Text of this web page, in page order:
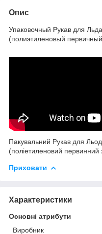
Опис
Упаковочный Рукав для
(полиэтиленовый
Пакувальний Рукав для
(поліетиленовий первинний
Приховати
Характеристики
Основні атрибути
Виробник